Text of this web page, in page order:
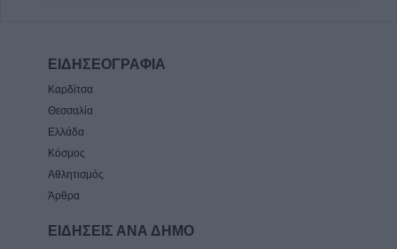
ΕΙΔΗΣΕΟΓΡΑΦΙΑ
Καρδίτσα
Θεσσαλία
Ελλάδα
Κόσμος
Αθλητισμός
Άρθρα
ΕΙΔΗΣΕΙΣ ΑΝΑ ΔΗΜΟ